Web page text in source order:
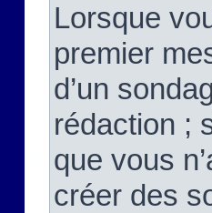
Lorsque
premier
d’un
rédaction ;
que vous
créer des